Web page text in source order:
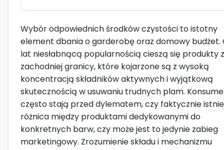
Wybór odpowiednich środków czystości to istotny
element dbania o garderobę oraz domowy budżet.
lat niesłabnącą popularnością cieszą się produkty
zachodniej granicy, które kojarzone są z wysoką
koncentracją składników aktywnych i wyjątkową
skutecznością w usuwaniu trudnych plam.
często stają przed dylematem, czy faktycznie
różnica między produktami dedykowanymi do
konkretnych barw, czy może jest to jedynie zabieg
marketingowy. Zrozumienie składu i mechanizmu